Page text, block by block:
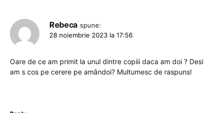
Rebeca spune:
28 noiembrie 2023 la 17:56
Oare de ce am primit la unul dintre copiii daca am doi ? Desi
am s cos pe cerere pe amândoi? Multumesc de raspuns!